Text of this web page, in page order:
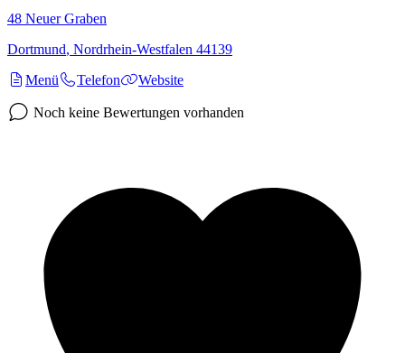
48 Neuer Graben
Dortmund, Nordrhein-Westfalen 44139
Menü
Telefon Website
Noch keine Bewertungen vorhanden